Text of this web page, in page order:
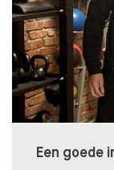
Een goede